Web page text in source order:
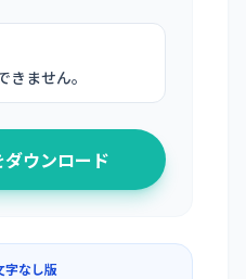
ません。
ダウンロード
字なし版